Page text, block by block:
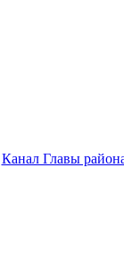
Канал Главы